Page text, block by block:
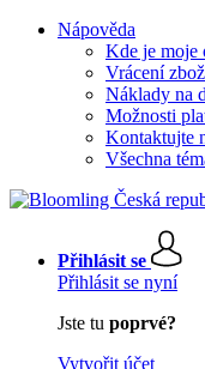
Nápověda
Kde je moje
Vrácení
Náklady na
Možnosti
Kontaktujte
Všechna
Přihlásit se
Přihlásit se nyní
Jste tu poprvé?
Vytvořit účet